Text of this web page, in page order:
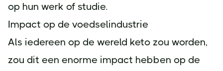
op hun werk of studie.
Impact op de voedselindustrie
Als iedereen op de wereld keto zou worden,
zou dit een enorme impact hebben op de